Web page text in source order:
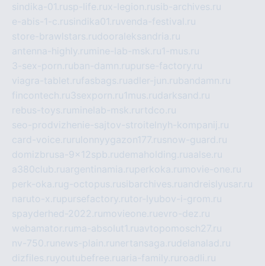
sindika-01.rusp-life.rux-legion.rusib-archives.ru
e-abis-1-c.rusindika01.ruvenda-festival.ru
store-brawlstars.rudooraleksandria.ru
antenna-highly.ru mine-lab-msk.ru1-mus.ru
3-sex-porn.ruban-damn.rupurse-factory.ru
viagra-tablet.rufasbags.ruadler-jun.rubandamn.ru
fincontech.ru3sexporn.ru1mus.rudarksand.ru
rebus-toys.ru minelab-msk.ru rtdco.ru
seo-prodvizhenie-sajtov-stroitelnyh-kompanij.ru
card-voice.ru rulonnyygazon177.rusnow-guard.ru
domizbrusa-9x12spb.rudemaholding.ruaalse.ru
a380club.ruargentinamia.ruperkoka.ru movie-one.ru
perk-oka.rug-octopus.rusibarchives.ruandreislyusar.ru
naruto-x.rupursefactory.rutor-lyubov-i-grom.ru
spayderhed-2022.ru movieone.ruevro-dez.ru
webamator.ru ma-absolut1.ruavtopomosch27.ru
nv-750.ru news-plain.ru nertansaga.rudelanalad.ru
dizfiles.ruyoutubefree.ruaria-family.ru roadli.ru